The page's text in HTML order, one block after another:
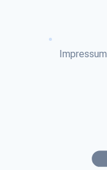
Impressum